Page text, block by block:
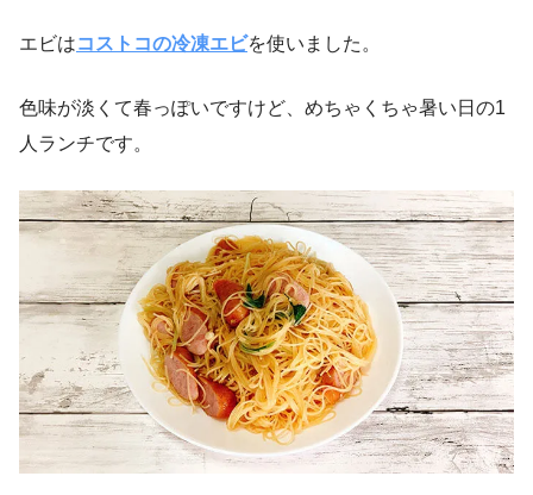
エビはコストコの冷凍エビを使いました。
色味が淡くて春っぽいですけど、めちゃくちゃ暑い日の1
人ランチです。